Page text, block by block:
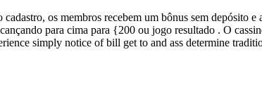
os membros recebem um bônus sem depósito
para cima para {200 ou jogo resultado . O
simply notice of bill get to and ass determine